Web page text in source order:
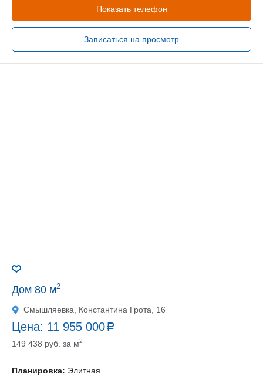
Показать телефон
Записаться на просмотр
Дом 80 м2
Смышляевка, Константина Грота, 16
Цена: 11 955 000 a
руб.
149 438 руб. за м2
Планировка: Элитная